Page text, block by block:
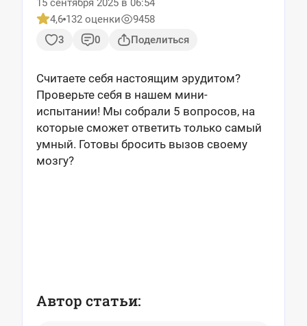
15 сентября 2025 в 06:54
4,6 132 оценки
9458
3
0 Поделиться
Считаете себя настоящим эрудитом?
Проверьте себя в нашем мини-
испытании! Мы собрали 5 вопросов, на
которые сможет ответить только самый
умный. Готовы бросить вызов своему
мозгу?
Автор статьи: